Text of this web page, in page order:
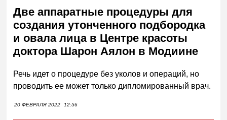
Две аппаратные процедуры для
создания утонченного подбородка
и овала лица в Центре красоты
доктора Шарон Аялон в Модиине
Речь идет о процедуре без уколов и операций, но
проводить ее может только дипломированный врач.
20 ФЕВРАЛЯ 2022 12:56